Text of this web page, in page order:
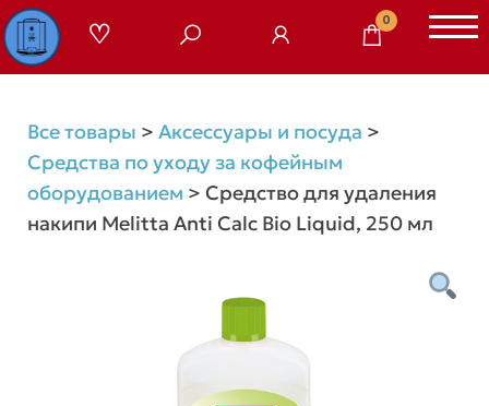
Перейти
к
содержимому
0
Все товары > Аксессуары и посуда >
Средства по уходу за кофейным
оборудованием > Средство для удаления
накипи Melitta Anti Calc Bio Liquid, 250 мл